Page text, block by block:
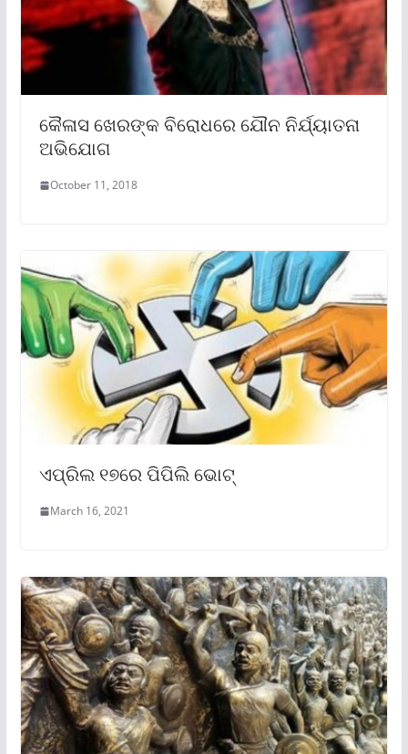
କୈଳାସ ଖେରଙ୍କ ବିରୋଧରେ ଯୌନ ନିର୍ଯ୍ୟାତନା
ଅଭିଯୋଗ
October 11, 2018
ଏପ୍ରିଲ ୧୭ରେ ପିପିଲି ଭୋଟ୍
March 16, 2021